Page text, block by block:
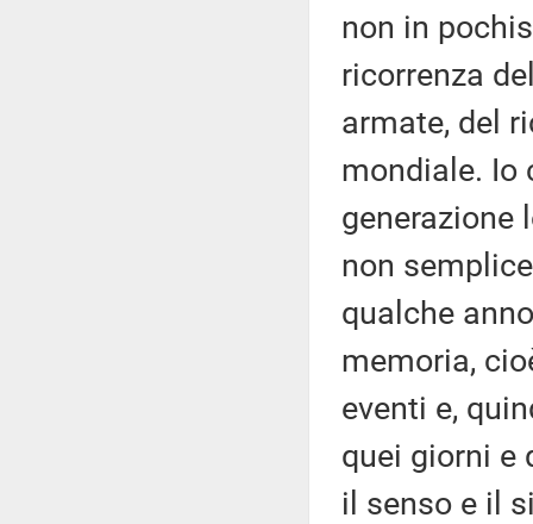
non in
ricorrenza
armate, del
mondiale. Io
generazione
non
qualche
memoria,
eventi e,
quei giorni e
il senso e il